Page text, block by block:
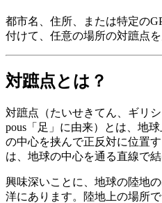
都市名、住所、または特定の
付けて、任意の場所の対蹠点を
対蹠点とは？
対蹠点（たいせきてん、ギリ
pous「足」に由来）とは、地
の中心を挟んで正反対に位置
は、地球の中心を通る直線で結
興味深いことに、地球の陸地
洋にあります。陸地上の場所